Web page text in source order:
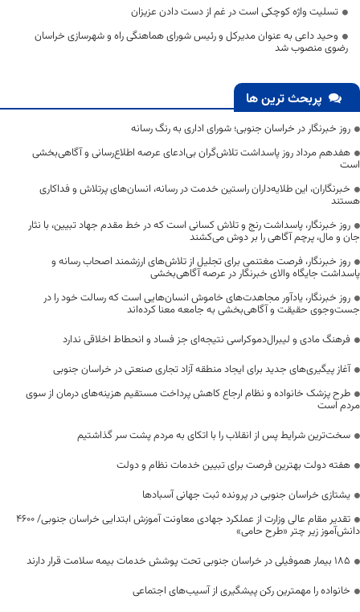
تسلیت واژه کوچکی است در غم از دست دادن عزیزان
وحید داعی به عنوان مدیرکل و رئیس شورای هماهنگی راه و شهرسازی خراسان
رضوی منصوب شد
پربحث ترین ها
روز خبرنگار در خراسان جنوبی؛ شورای اداری به رنگ رسانه
هفدهم مرداد روز پاسداشت تلاش‌گران بی‌ادعای عرصه اطلاع‌رسانی و آگاهی‌بخشی
است
خبرنگاران، این طلایه‌داران راستین خدمت در رسانه، انسان‌های پرتلاش و فداکاری
هستند
روز خبرنگار، پاسداشت رنج و تلاش کسانی است که در خط مقدم جهاد تبیین، با نثار
جان و مال، پرچم آگاهی را بر دوش می‌کشند
روز خبرنگار، فرصت مغتنمی برای تجلیل از تلاش‌های ارزشمند اصحاب رسانه و
پاسداشت جایگاه والای خبرنگار در عرصه آگاهی‌بخشی
روز خبرنگار، یادآور مجاهدت‌های خاموش انسان‌هایی است که رسالت خود را در
جست‌وجوی حقیقت و آگاهی‌بخشی به جامعه معنا کرده‌اند
فرهنگ مادی و لیبرال‌دموکراسی نتیجه‌ای جز فساد و انحطاط اخلاقی ندارد
آغاز پیگیری‌های جدید برای ایجاد منطقه آزاد تجاری صنعتی در خراسان جنوبی
طرح پزشک خانواده و نظام ارجاع کاهش پرداخت مستقیم هزینه‌های درمان از سوی
مردم است
سخت‌ترین شرایط پس از انقلاب را با اتکای به مردم پشت سر گذاشتیم
هفته دولت بهترین فرصت برای تبیین خدمات نظام و دولت
یشتازی خراسان جنوبی در پرونده ثبت جهانی آسبادها
تقدیر مقام عالی وزارت از عملکرد جهادی معاونت آموزش ابتدایی خراسان جنوبی/ ۴۶۰۰
دانش‌آموز زیر چتر «طرح حامی»
۱۸۵ بیمار هموفیلی در خراسان جنوبی تحت پوشش خدمات بیمه سلامت قرار دارند
خانواده را مهمترین رکن پیشگیری از آسیب‌های اجتماعی